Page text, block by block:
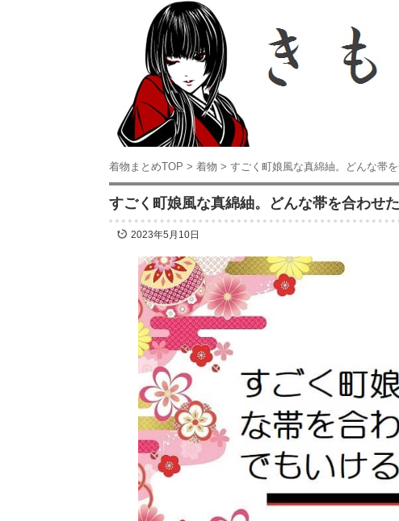
着物まとめTOP > 着物 > すごく町娘風な真綿紬。どんな帯
すごく町娘風な真綿紬。どんな帯を合わせ
2023年5月10日